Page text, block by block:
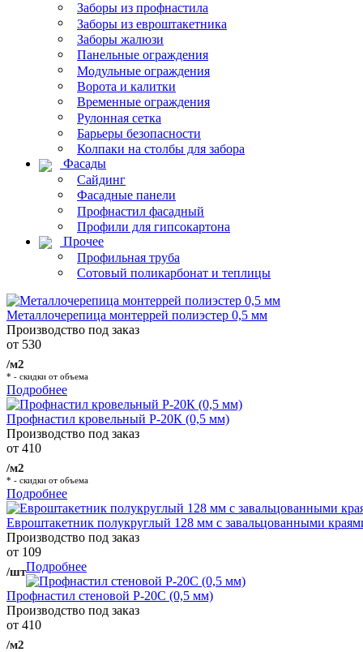
Заборы из профнастила
Заборы из евроштакетника
Заборы жалюзи
Панельные ограждения
Модульные ограждения
Ворота и калитки
Временные ограждения
Рулонная сетка
Барьеры безопасности
Колпаки на столбы для забора
Фасады
Сайдинг
Фасадные панели
Профнастил фасадный
Профили для гипсокартона
Прочее
Профильная труба
Сотовый поликарбонат и теплицы
Металлочерепица монтеррей полиэстер 0,5 мм
Производство под заказ
от 530
/м2
* - скидки от объема
Подробнее
Профнастил кровельный Р-20К (0,5 мм)
Производство под заказ
от 410
/м2
* - скидки от объема
Подробнее
Евроштакетник полукруглый 128 мм с завальцованными
Производство под заказ
от 109
/штПодробнее
Профнастил стеновой Р-20С (0,5 мм)
Производство под заказ
от 410
/м2